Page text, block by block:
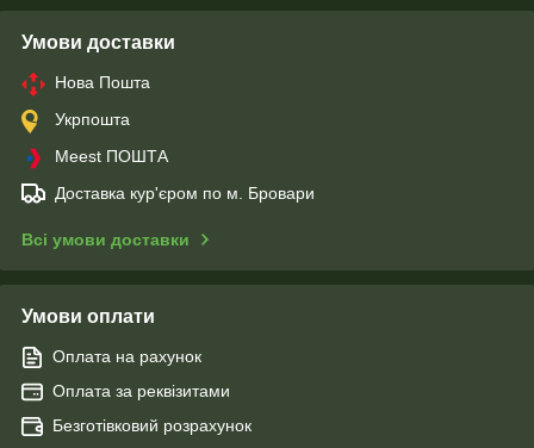
Умови доставки
Нова Пошта
Укрпошта
Meest ПОШТА
Доставка кур'єром по м. Бровари
Всі умови доставки
Умови оплати
Оплата на рахунок
Оплата за реквізитами
Безготівковий розрахунок